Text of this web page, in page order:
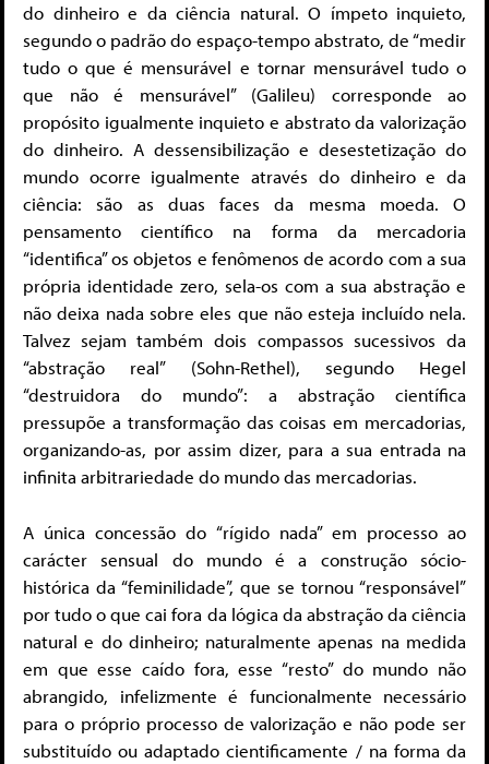
do dinheiro e da ciência natural. O ímpeto inquieto,
segundo o padrão do espaço-tempo abstrato, de “medir
tudo o que é mensurável e tornar mensurável tudo o
que não é mensurável” (Galileu) corresponde ao
propósito igualmente inquieto e abstrato da valorização
do dinheiro. A dessensibilização e desestetização do
mundo ocorre igualmente através do dinheiro e da
ciência: são as duas faces da mesma moeda. O
pensamento científico na forma da mercadoria
“identifica” os objetos e fenômenos de acordo com a sua
própria identidade zero, sela-os com a sua abstração e
não deixa nada sobre eles que não esteja incluído nela.
Talvez sejam também dois compassos sucessivos da
“abstração real” (Sohn-Rethel), segundo Hegel
“destruidora do mundo”: a abstração científica
pressupõe a transformação das coisas em mercadorias,
organizando-as, por assim dizer, para a sua entrada na
infinita arbitrariedade do mundo das mercadorias.
A única concessão do “rígido nada” em processo ao
carácter sensual do mundo é a construção sócio-
histórica da “feminilidade”, que se tornou “responsável”
por tudo o que cai fora da lógica da abstração da ciência
natural e do dinheiro; naturalmente apenas na medida
em que esse caído fora, esse “resto” do mundo não
abrangido, infelizmente é funcionalmente necessário
para o próprio processo de valorização e não pode ser
substituído ou adaptado cientificamente / na forma da